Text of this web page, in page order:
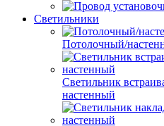
Светильники
Потолочный/
Светильник
настенный